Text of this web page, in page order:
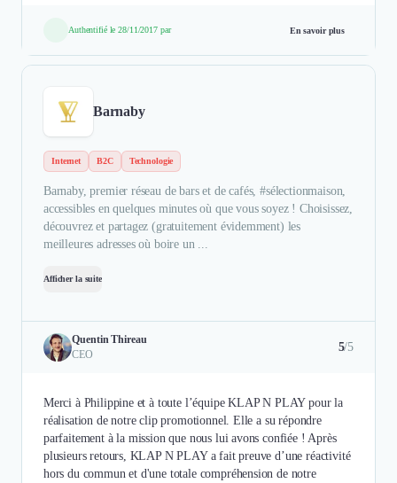
Authentifié le 28/11/2017 par En savoir plus
Barnaby
Internet B2C Technologie
Barnaby, premier réseau de bars et de cafés, #sélectionmaison,
accessibles en quelques minutes où que vous soyez ! Choisissez,
découvrez et partagez (gratuitement évidemment) les
meilleures adresses où boire un ...
Afficher la suite
Quentin Thireau
CEO
5/5
Merci à Philippine et à toute l’équipe KLAP N PLAY pour la
réalisation de notre clip promotionnel. Elle a su répondre
parfaitement à la mission que nous lui avons confiée ! Après
plusieurs retours, KLAP N PLAY a fait preuve d’une réactivité
hors du commun et d'une totale compréhension de notre